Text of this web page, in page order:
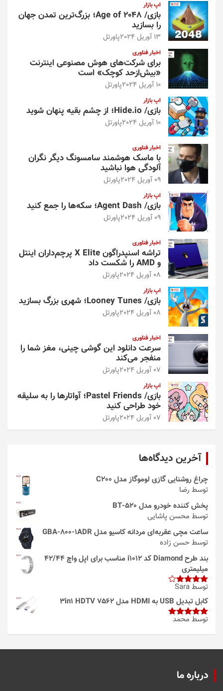
اپ بازار
بازی/ Age of 2048؛ بزرگ‌ترین تمدن جهان
را بسازید
13 آوریل 2024 پاورتل
اخبار فناوری
برای شرکت‌های هوش مصنوعی اینترنت
«بیش‌از‌حد کوچک» است
10 آوریل 2024 پاورتل
اپ بازار
بازی/ Hide.io؛ از چشم بقیه پنهان شوید
10 آوریل 2024 پاورتل
اخبار فناوری
با ماسک هوشمند سامسونگ دیگر نگران
آلودگی هوا نباشید
09 آوریل 2024 پاورتل
اپ بازار
بازی/ Agent Dash؛ سکه‌ها را جمع کنید
09 آوریل 2024 پاورتل
اخبار فناوری
تراشه اسنپدراگون X Elite پرچم‌داران اینتل
و AMD را شکست داد
08 آوریل 2024 پاورتل
اپ بازار
بازی/ Looney Tunes؛ شهری بزرگ بسازید
08 آوریل 2024 پاورتل
اخبار فناوری
سرعت دانلود این گوشی چینی، مغز شما را
منفجر می‌کند
07 آوریل 2024 پاورتل
اپ بازار
بازی/ Pastel Friends؛ آواتارها را به سلیقه
خود طراحی کنید
07 آوریل 2024 پاورتل
آخرین دیدگاه‌ها
چراغ روشنایی گازی لوموگاز مدل C200
توسط رضا
پخش کننده خودرو مدل 520-BT
توسط محسن پاشایی
ساعت مچی عقربه‌ای مردانه کاسیو مدل GBA-800-1ADR
توسط حسن زاده
بند طرح Diamond کد i1012 مناسب برای اپل واچ 42/44
میلیمتری
امتیاز4
از 5
توسط Sara
کابل تبدیل USB به HDMI مدل 3in1 HDTV 7562
امتیاز5از
توسط محمد
درباره ما